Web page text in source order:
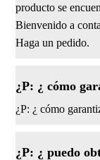
producto se
Bienvenido a
Haga un pedido.
¿P: ¿ cómo
¿P: ¿ cómo
¿P: ¿ puedo